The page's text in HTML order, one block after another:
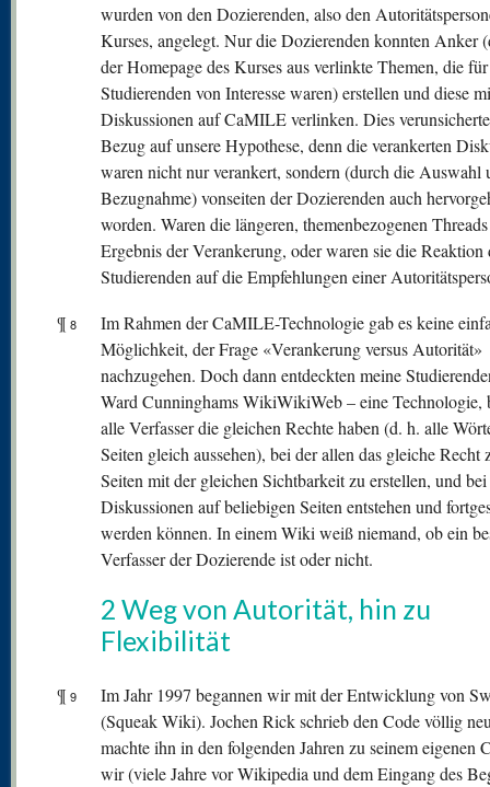
wurden von den Dozierenden, also den
Kurses, angelegt. Nur die Dozierenden konnten Anker
der Homepage des Kurses aus verlinkte Themen, die
Studierenden von Interesse waren) erstellen und diese
Diskussionen auf CaMILE verlinken. Dies
Bezug auf unsere Hypothese, denn die verankerten
waren nicht nur verankert, sondern (durch die Auswahl
Bezugnahme) vonseiten der Dozierenden auch
worden. Waren die längeren, themenbezogenen
Ergebnis der Verankerung, oder waren sie die Reaktion
Studierenden auf die Empfehlungen einer
¶ 8
Im Rahmen der CaMILE-Technologie gab es keine
Möglichkeit, der Frage «Verankerung versus Autorität»
nachzugehen. Doch dann entdeckten meine
Ward Cunninghams WikiWikiWeb – eine Technologie,
alle Verfasser die gleichen Rechte haben (d. h. alle
Seiten gleich aussehen), bei der allen das gleiche Recht
Seiten mit der gleichen Sichtbarkeit zu erstellen, und
Diskussionen auf beliebigen Seiten entstehen und
werden können. In einem Wiki weiß niemand, ob ein
Verfasser der Dozierende ist oder nicht.
2 Weg von Autorität, hin zu
Flexibilität
¶ 9
Im Jahr 1997 begannen wir mit der Entwicklung von
(Squeak Wiki). Jochen Rick schrieb den Code völlig
machte ihn in den folgenden Jahren zu seinem eigenen
wir (viele Jahre vor Wikipedia und dem Eingang des